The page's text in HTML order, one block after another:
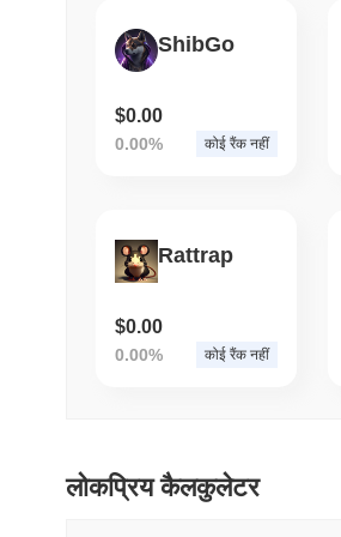
ShibGo
$0.00
0.00% कोई रैंक नहीं
Rattrap
$0.00
0.00% कोई रैंक नहीं
लोकप्रिय कैलकुलेटर